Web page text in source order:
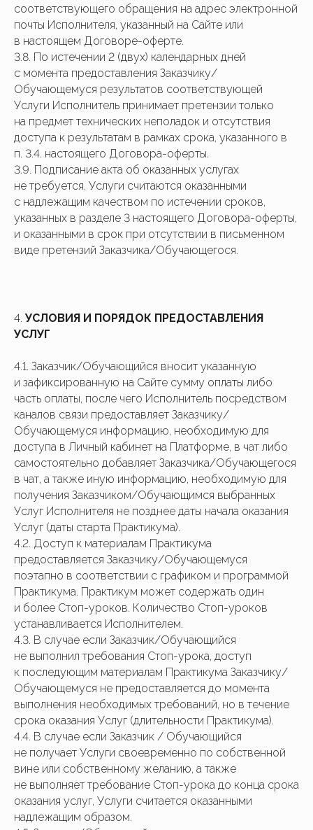
соответствующего обращения на адрес электронной
почты Исполнителя, указанный на Сайте или
в настоящем Договоре-оферте.
3.8. По истечении 2 (двух) календарных дней
с момента предоставления Заказчику/
Обучающемуся результатов соответствующей
Услуги Исполнитель принимает претензии только
на предмет технических неполадок и отсутствия
доступа к результатам в рамках срока, указанного в
п. 3.4. настоящего Договора-оферты.
3.9. Подписание акта об оказанных услугах
не требуется. Услуги считаются оказанными
с надлежащим качеством по истечении сроков,
указанных в разделе 3 настоящего Договора-оферты,
и оказанными в срок при отсутствии в письменном
виде претензий Заказчика/Обучающегося.
4.УСЛОВИЯ И ПОРЯДОК ПРЕДОСТАВЛЕНИЯ
УСЛУГ
4.1. Заказчик/Обучающийся вносит указанную
и зафиксированную на Сайте сумму оплаты либо
часть оплаты, после чего Исполнитель посредством
каналов связи предоставляет Заказчику/
Обучающемуся информацию, необходимую для
доступа в Личный кабинет на Платформе, в чат либо
самостоятельно добавляет Заказчика/Обучающегося
в чат, а также иную информацию, необходимую для
получения Заказчиком/Обучающимся выбранных
Услуг Исполнителя не позднее даты начала оказания
Услуг (даты старта Практикума).
4.2. Доступ к материалам Практикума
предоставляется Заказчику/Обучающемуся
поэтапно в соответствии с графиком и программой
Практикума. Практикум может содержать один
и более Стоп-уроков. Количество Стоп-уроков
устанавливается Исполнителем.
4.3. В случае если Заказчик/Обучающийся
не выполнил требования Стоп-урока, доступ
к последующим материалам Практикума Заказчику/
Обучающемуся не предоставляется до момента
выполнения необходимых требований, но в течение
срока оказания Услуг (длительности Практикума).
4.4. В случае если Заказчик / Обучающийся
не получает Услуги своевременно по собственной
вине или собственному желанию, а также
не выполняет требование Стоп-урока до конца срока
оказания услуг, Услуги считается оказанными
надлежащим образом.